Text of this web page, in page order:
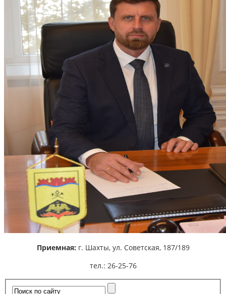
Приемная: г. Шахты, ул. Советская, 187/189
тел.: 26-25-76